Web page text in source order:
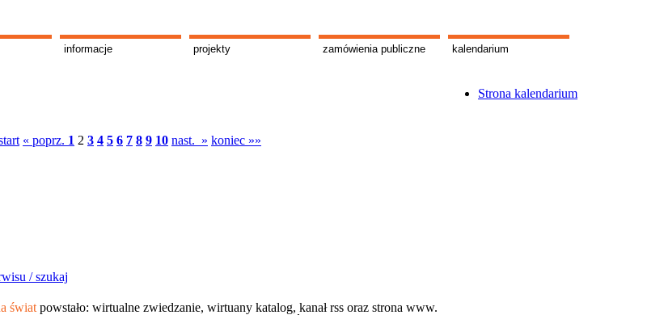
informacje projekty zamówienia publiczne kalendarium
Strona kalendarium
« poprz. 1 2 3 4 5 6 7 8 9 10 nast. » koniec »»
/szukaj
świat powstało: wirtualne zwiedzanie, wirtuany katalog, kanał rss oraz strona www.